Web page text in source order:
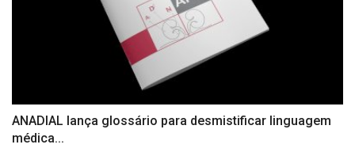
ANADIAL lança glossário para desmistificar linguagem
médica...